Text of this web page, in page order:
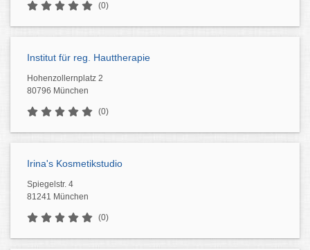
(0)
Institut für reg. Hauttherapie
Hohenzollernplatz 2
80796 München
(0)
Irina's Kosmetikstudio
Spiegelstr. 4
81241 München
(0)